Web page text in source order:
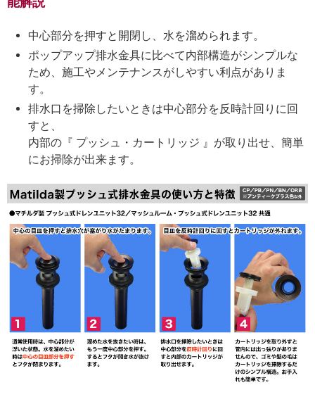
中心部分を押すと開閉し、水を溜められます。
ポップアップ排水金具に比べて内部構造がシンプルな
ため、施工やメンテナンスがしやすい利点がありま
す。
排水口を掃除したいときは中心部分を反時計回りに回
すと、
内部の『 プッシュ・カートリッジ 』が取り出せ、簡単
にお掃除が出来ます。